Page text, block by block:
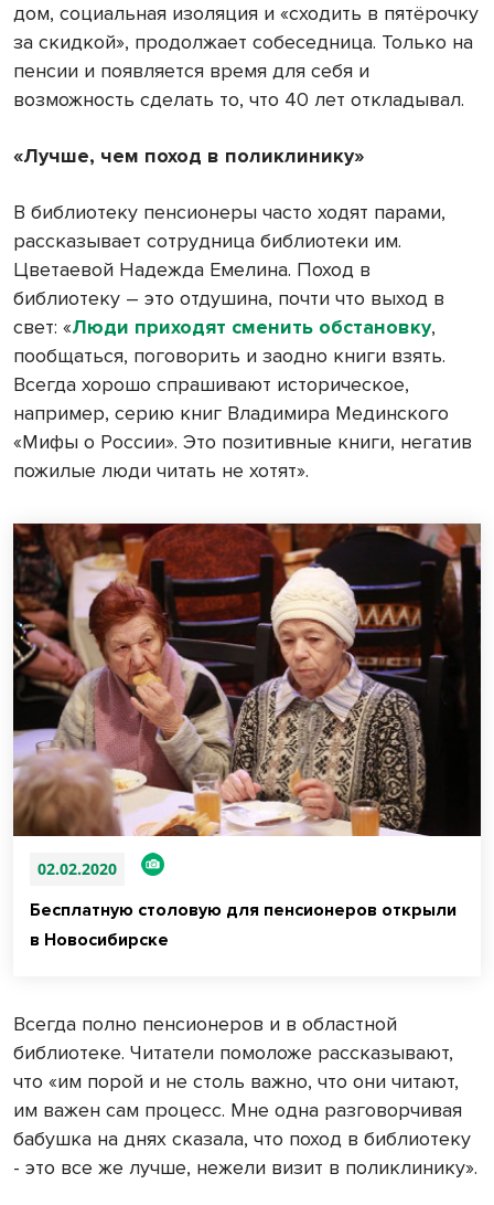
дом, социальная изоляция и «сходить в пятёрочку
за скидкой», продолжает собеседница. Только на
пенсии и появляется время для себя и
возможность сделать то, что 40 лет откладывал.
«Лучше, чем поход в поликлинику»
В библиотеку пенсионеры часто ходят парами,
рассказывает сотрудница библиотеки им.
Цветаевой Надежда Емелина. Поход в
библиотеку – это отдушина, почти что выход в
свет: «Люди приходят сменить обстановку,
пообщаться, поговорить и заодно книги взять.
Всегда хорошо спрашивают историческое,
например, серию книг Владимира Мединского
«Мифы о России». Это позитивные книги, негатив
пожилые люди читать не хотят».
02.02.2020
Бесплатную столовую для пенсионеров открыли
в Новосибирске
Всегда полно пенсионеров и в областной
библиотеке. Читатели помоложе рассказывают,
что «им порой и не столь важно, что они читают,
им важен сам процесс. Мне одна разговорчивая
бабушка на днях сказала, что поход в библиотеку
- это все же лучше, нежели визит в поликлинику».